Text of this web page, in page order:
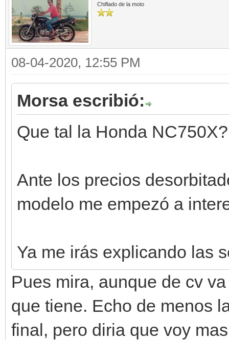
Chiflado de la moto
08-04-2020, 12:55 PM
Morsa escribió:
Que tal la Honda NC750X?
Ante los precios
modelo me empezó a
Ya me irás explicando las
Pues mira, aunque de cv
que tiene. Echo de menos
final, pero diria que voy